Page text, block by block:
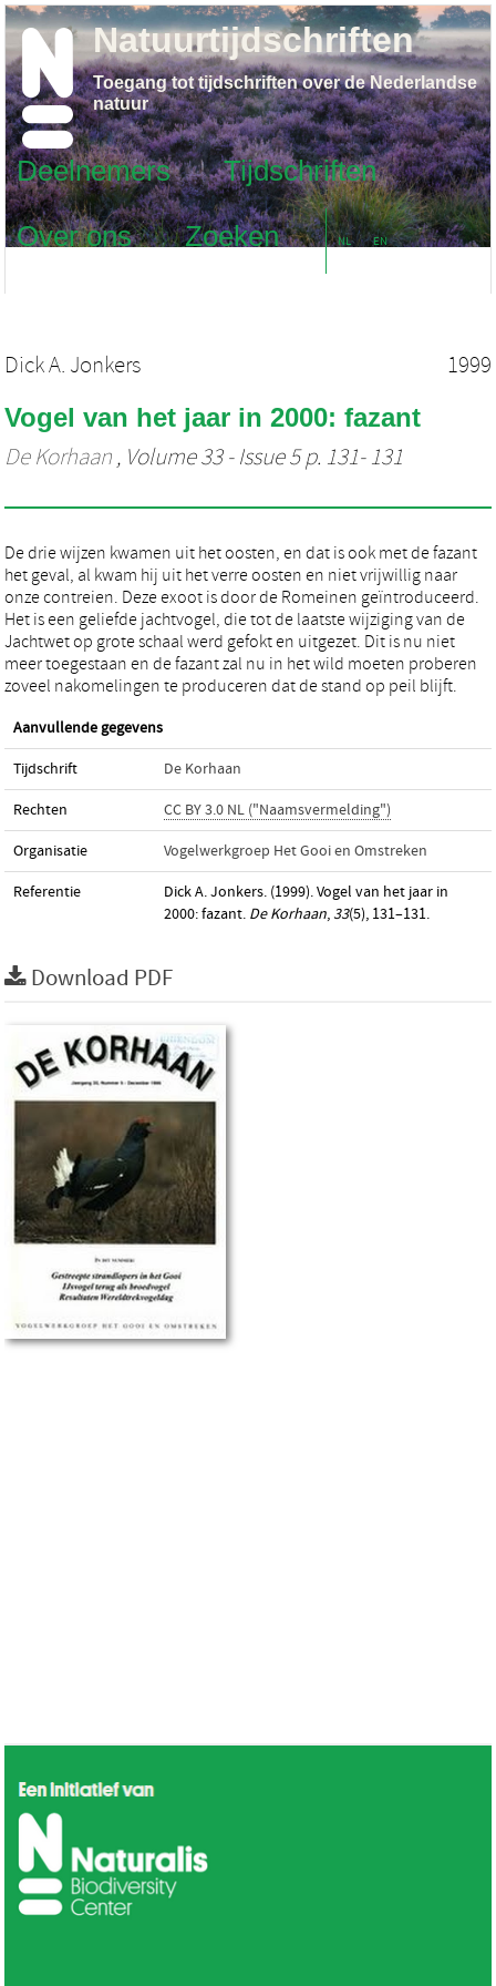
Deelnemers
Tijdschriften
Over ons
Zoeken NL EN
Natuurtijdschriften
Toegang tot tijdschriften over de Nederlandse
natuur
Dick A. Jonkers 1999
Vogel van het jaar in 2000: fazant
De Korhaan , Volume 33 - Issue 5 p. 131- 131
De drie wijzen kwamen uit het oosten, en dat is ook met de fazant
het geval, al kwam hij uit het verre oosten en niet vrijwillig naar
onze contreien. Deze exoot is door de Romeinen geïntroduceerd.
Het is een geliefde jachtvogel, die tot de laatste wijziging van de
Jachtwet op grote schaal werd gefokt en uitgezet. Dit is nu niet
meer toegestaan en de fazant zal nu in het wild moeten proberen
zoveel nakomelingen te produceren dat de stand op peil blijft.
Aanvullende gegevens
Tijdschrift De Korhaan
Rechten CC BY 3.0 NL ("Naamsvermelding")
Organisatie Vogelwerkgroep Het Gooi en Omstreken
Referentie
Dick A. Jonkers. (1999). Vogel van het jaar in
2000: fazant. De Korhaan, 33(5), 131–131.
Download PDF